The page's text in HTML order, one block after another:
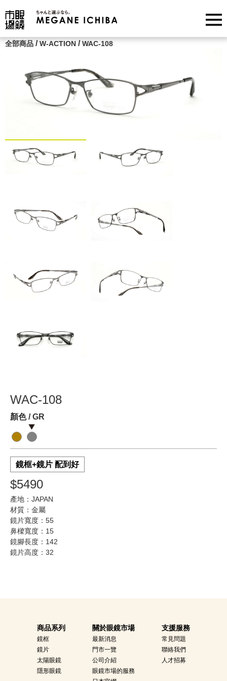
全部商品 /W-ACTION /WAC-108
WAC-108
顏色 / GR
鏡框+鏡片 配到好
$5490
產地：JAPAN
材質：金屬
鏡片寬度：55
鼻樑寬度：15
鏡腳長度：142
鏡片高度：32
商品系列
鏡框
鏡片
太陽眼鏡
隱形眼鏡
關於眼鏡市場
最新消息
門市一覽
公司介紹
眼鏡市場的服務
支援服務
常見問題
聯絡我們
人才招募